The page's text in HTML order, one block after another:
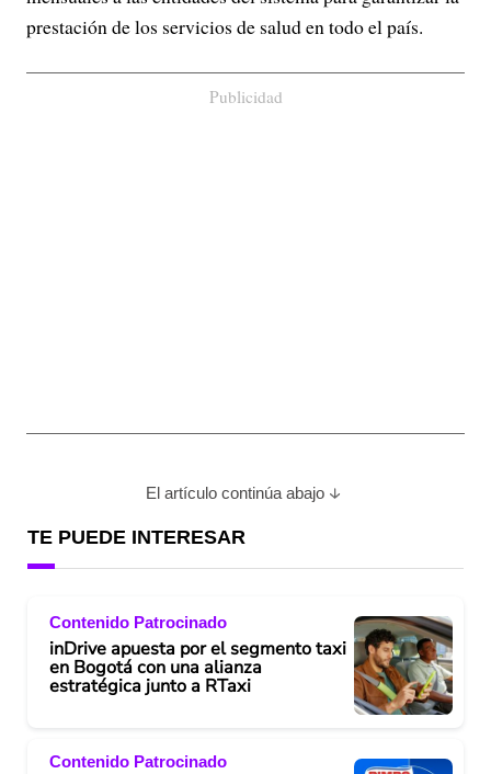
prestación de los servicios de salud en todo el país.
Publicidad
El artículo continúa abajo
TE PUEDE INTERESAR
Contenido Patrocinado
inDrive apuesta por el segmento taxi
en Bogotá con una alianza
estratégica junto a RTaxi
Contenido Patrocinado